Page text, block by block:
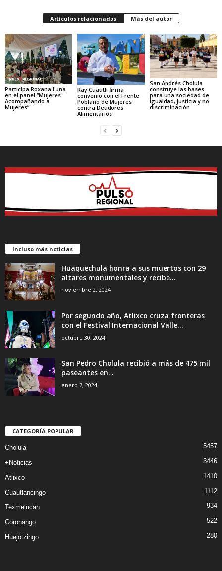
Artículos relacionados Más del autor
Participa Roxana Luna
en el panel “Mujeres
Acompañando a
Mujeres”
Ray Cuautli firma
convenio con el Frente
Poblano de Mujeres
contra Deudores
Alimentarios
San Andrés Cholula
construye las bases
para una sociedad de
igualdad, justicia y no
discriminación
Incluso más noticias
Huaquechula honra a sus muertos con 29
altares monumentales y recibe...
noviembre 2, 2024
Por segundo año, Atlixco cruza fronteras
con el Festival Internacional Valle...
octubre 30, 2024
San Pedro Cholula recibió a más de 475 mil
paseantes en...
enero 7, 2024
CATEGORÍA POPULAR
Cholula 5457
+Noticias 3446
Atlixco 1410
Cuautlancingo 1112
Texmelucan 934
Coronango 522
Huejotzingo 280